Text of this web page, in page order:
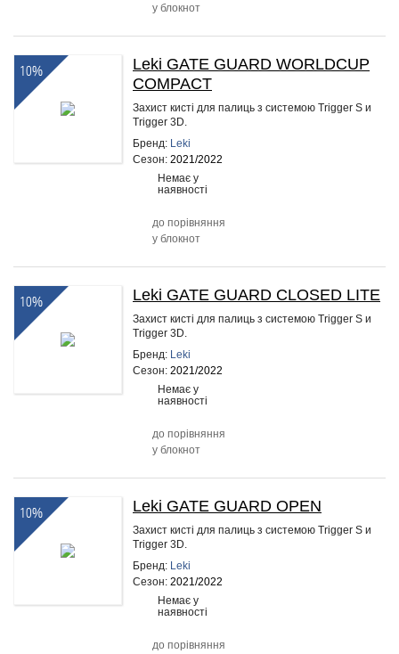
у блокнот
10%
Leki GATE GUARD WORLDCUP
COMPACT
Захист кисті для палиць з системою Trigger S и
Trigger 3D.
Бренд: Leki
Сезон: 2021/2022
Немає у
наявності
до порівняння
у блокнот
10% Leki GATE GUARD CLOSED LITE
Захист кисті для палиць з системою Trigger S и
Trigger 3D.
Бренд: Leki
Сезон: 2021/2022
Немає у
наявності
до порівняння
у блокнот
10% Leki GATE GUARD OPEN
Захист кисті для палиць з системою Trigger S и
Trigger 3D.
Бренд: Leki
Сезон: 2021/2022
Немає у
наявності
до порівняння